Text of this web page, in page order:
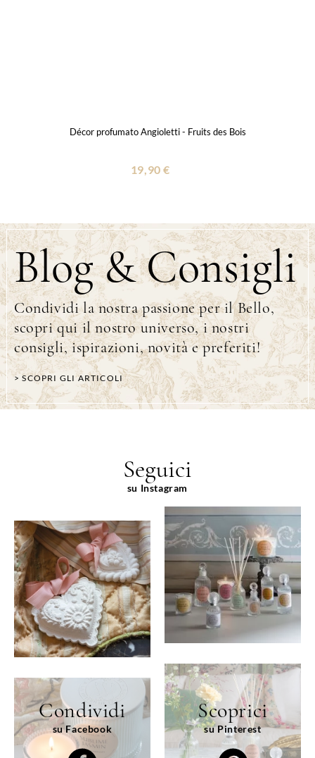
Décor profumato Angioletti - Fruits des Bois
19,90 €
Blog & Consigli
Condividi la nostra passione per il Bello,
scopri qui il nostro universo, i nostri
consigli, ispirazioni, novità e preferiti!
> SCOPRI GLI ARTICOLI
Seguici
su Instagram
Condividi
su Facebook
Scoprici
su Pinterest